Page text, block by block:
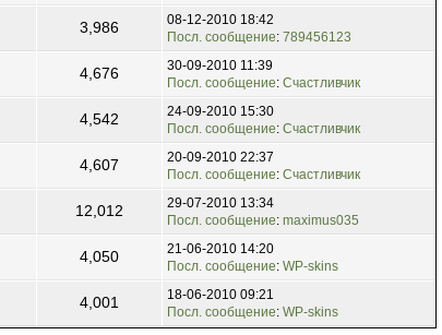
3,986
08-12-2010 18:42
Посл. сообщение: 789456123
4,676
30-09-2010 11:39
Посл. сообщение: Счастливчик
4,542
24-09-2010 15:30
Посл. сообщение: Счастливчик
4,607
20-09-2010 22:37
Посл. сообщение: Счастливчик
12,012
29-07-2010 13:34
Посл. сообщение: maximus035
4,050
21-06-2010 14:20
Посл. сообщение: WP-skins
4,001
18-06-2010 09:21
Посл. сообщение: WP-skins